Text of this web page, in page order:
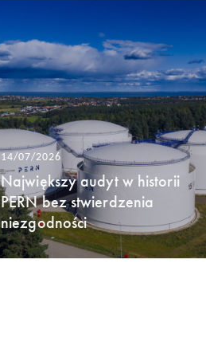
14/07/2026
Największy audyt w historii
PERN bez stwierdzenia
niezgodności